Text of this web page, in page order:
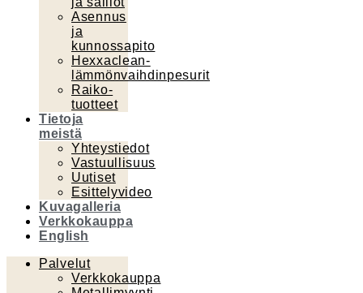
Asennus
ja
kunnossapito
Hexxaclean-
lämmönvaihdinpesurit
Raiko-
tuotteet
Tietoja
meistä
Yhteystiedot
Vastuullisuus
Uutiset
Esittelyvideo
Kuvagalleria
Verkkokauppa
English
Palvelut
Verkkokauppa